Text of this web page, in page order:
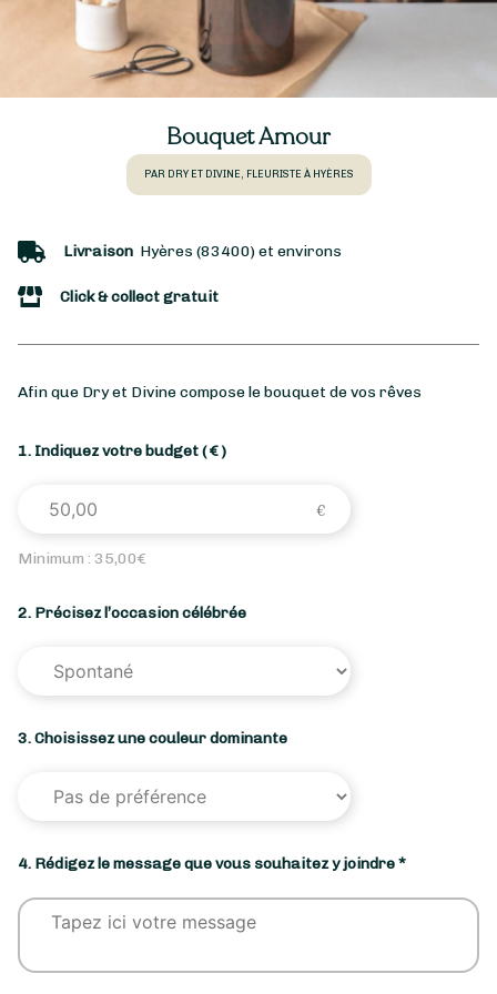
Bouquet Amour
PAR DRY ET DIVINE, FLEURISTE À HYÈRES
Livraison Hyères (83400) et environs
Click & collect gratuit
Afin que Dry et Divine compose le bouquet de vos rêves
1. Indiquez votre budget( € )
Minimum : 35,00€
2. Précisez l’occasion célébrée
3. Choisissez une couleur dominante
4. Rédigez le message que vous souhaitez y joindre *